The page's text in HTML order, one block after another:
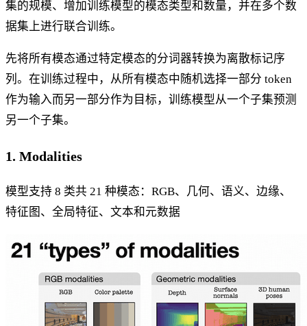
集的规模、增加训练模型的模态类型和数量，并在多个数
据集上进行联合训练。
先将所有模态通过特定模态的分词器转换为离散标记序
列。在训练过程中，从所有模态中随机选择一部分 token
作为输入而另一部分作为目标，训练模型从一个子集预测
另一个子集。
1. Modalities
模型支持 8 类共 21 种模态：RGB、几何、语义、边缘、
特征图、全局特征、文本和元数据